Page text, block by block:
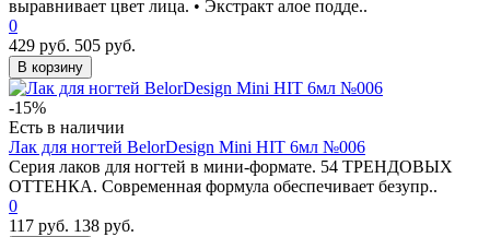
выравнивает цвет лица. • Экстракт алое подде..
0
429 руб. 505 руб.
В корзину
-15%
Есть в наличии
Лак для ногтей BelorDesign Mini HIT 6мл №006
Серия лаков для ногтей в мини-формате. 54 ТРЕНДОВЫХ
ОТТЕНКА. Современная формула обеспечивает безупр..
0
117 руб. 138 руб.